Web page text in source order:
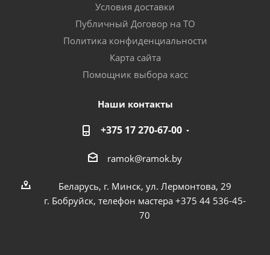
Условия доставки
Публичный Договор на ТО
Политика конфиденциальности
Карта сайта
Помощник выбора касс
Наши контакты
+375 17 270-67-00
ramok@ramok.by
Беларусь, г. Минск, ул. Лермонтова, 29
г. Бобруйск, телефон мастера +375 44 536-45-
70